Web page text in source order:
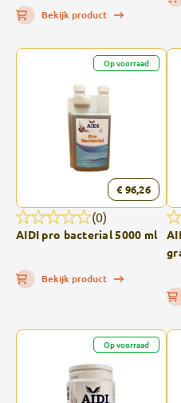
Bekijk product
Op voorraad
€ 96,26
(0)
AIDI pro bacterial 5000 ml
Bekijk product
Op voorraad